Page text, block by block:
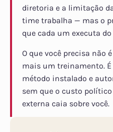
diretoria e a limitação
time trabalha — mas o
que cada um executa
O que você precisa não
mais um treinamento.
método instalado e
sem que o custo
externa caia sobre você.